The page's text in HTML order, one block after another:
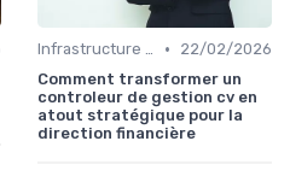
Infrastructure IT •
22/02/2026
Comment transformer un
controleur de gestion cv en
atout stratégique pour la
direction financière